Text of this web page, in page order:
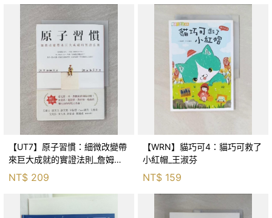
【UT7】原子習慣：細微改變帶
來巨大成就的實證法則_詹姆斯‧
克利爾, 蔡世偉
NT$ 209
【WRN】貓巧可4：貓巧可救了
小紅帽_王淑芬
NT$ 159